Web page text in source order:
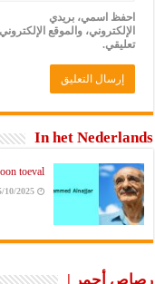
احفظ اسمي، بريدي
الإلكتروني، والموقع
تعليقي.
In het Nederlands
toeval
10/2025
رصاص أحمر |